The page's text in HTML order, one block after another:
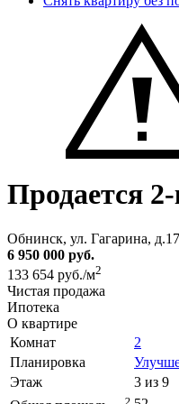
Продается
Обнинск, ул. Гагарина, д.17
6 950 000 руб.
133 654 руб./м2
Чистая продажа
Ипотека
О квартире
Комнат
2
Планировка
Этаж
3 из 9
2